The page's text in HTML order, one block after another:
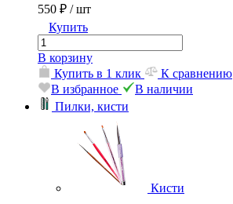
550 ₽ / шт
Купить
В корзину
Купить в 1 клик
К сравнению
В избранное
В наличии
Пилки, кисти
Кисти